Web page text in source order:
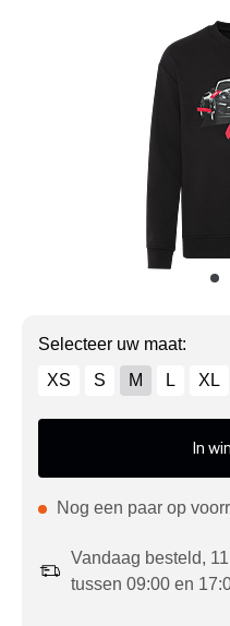
Klantenservice
Porsche informatie
Selecteer uw maat:
XS
S M L XL
In
Nog een paar op
Vandaag besteld,
tussen 09:00 en